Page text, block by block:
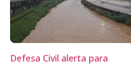
Defesa Civil alerta para